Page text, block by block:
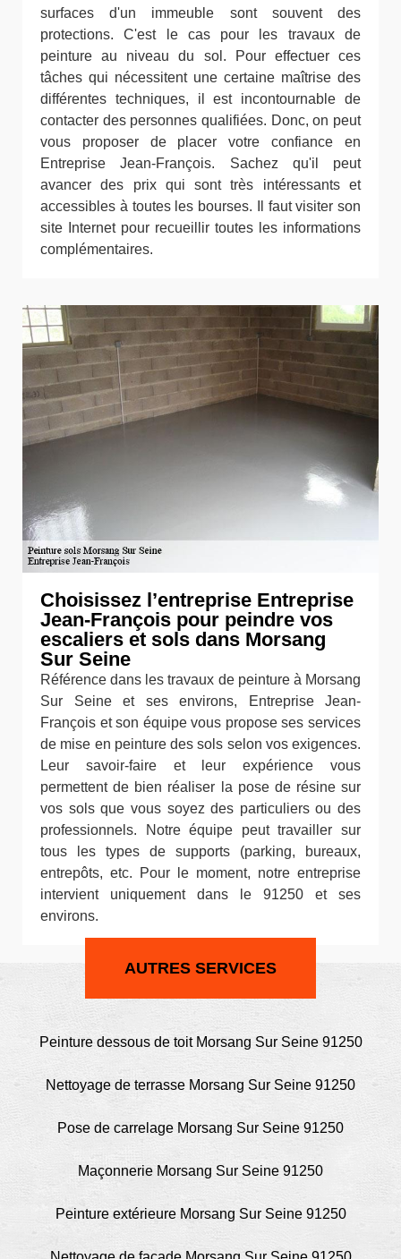
surfaces d'un immeuble sont souvent des
protections. C'est le cas pour les travaux de
peinture au niveau du sol. Pour effectuer ces
tâches qui nécessitent une certaine maîtrise des
différentes techniques, il est incontournable de
contacter des personnes qualifiées. Donc, on peut
vous proposer de placer votre confiance en
Entreprise Jean-François. Sachez qu'il peut
avancer des prix qui sont très intéressants et
accessibles à toutes les bourses. Il faut visiter son
site Internet pour recueillir toutes les informations
complémentaires.
Choisissez l’entreprise Entreprise
Jean-François pour peindre vos
escaliers et sols dans Morsang
Sur Seine
Référence dans les travaux de peinture à Morsang
Sur Seine et ses environs, Entreprise Jean-
François et son équipe vous propose ses services
de mise en peinture des sols selon vos exigences.
Leur savoir-faire et leur expérience vous
permettent de bien réaliser la pose de résine sur
vos sols que vous soyez des particuliers ou des
professionnels. Notre équipe peut travailler sur
tous les types de supports (parking, bureaux,
entrepôts, etc. Pour le moment, notre entreprise
intervient uniquement dans le 91250 et ses
environs.
AUTRES SERVICES
Peinture dessous de toit Morsang Sur Seine 91250
Nettoyage de terrasse Morsang Sur Seine 91250
Pose de carrelage Morsang Sur Seine 91250
Maçonnerie Morsang Sur Seine 91250
Peinture extérieure Morsang Sur Seine 91250